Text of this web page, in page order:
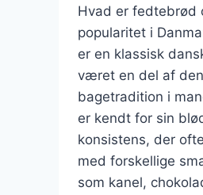
Hvad er fedtebrød
popularitet i
er en klassisk
været en del af
bagetradition i
er kendt for sin
konsistens, der
med forskellige
som kanel,